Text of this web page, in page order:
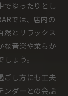
イント
探すなら
び方ガイド
を徹底解説
出の楽しみ方
トを紹介
でゆったりとし
では、店内の
然とリラックス
な音楽や柔らか
ょう。
ごし方にも工夫
ンダーとの会話